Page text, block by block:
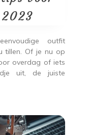
outfit
tillen. Of je nu op
overdag of iets
uit, de juiste